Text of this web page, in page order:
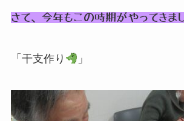
さて、今年もこの時期がやってきま
「干支作り 」